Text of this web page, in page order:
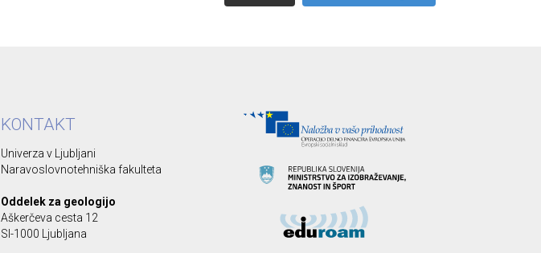
KONTAKT
Univerza v Ljubljani
Naravoslovnotehniška fakulteta
Oddelek za geologijo
Aškerčeva cesta 12
SI-1000 Ljubljana